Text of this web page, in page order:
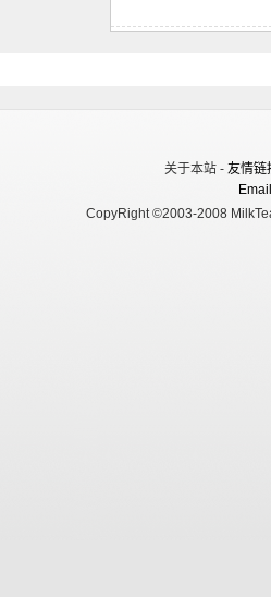
关于本站 - 友情链
CopyRight ©2003-2008